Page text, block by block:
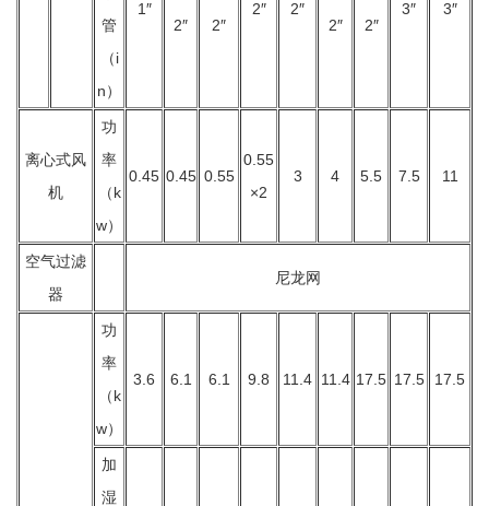
管
（i
n）
1″
2″
2″
2″ 2″
2″
2″
3″ 3″
离心式风
机
功
率
（k
w）
0.45 0.45 0.55
0.55
×2
3 4 5.5 7.5 11
空气过滤
器
尼龙网
功
率
（k
w）
3.6 6.1 6.1 9.8 11.4 11.4 17.5 17.5 17.5
加
湿